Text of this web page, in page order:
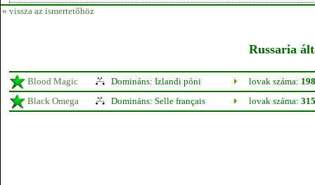
« vissza az ismertetőhöz
Russaria
Blood Magic Domináns: Izlandi póni lovak száma: 198
Black Omega
Domináns: Selle français lovak száma: 315